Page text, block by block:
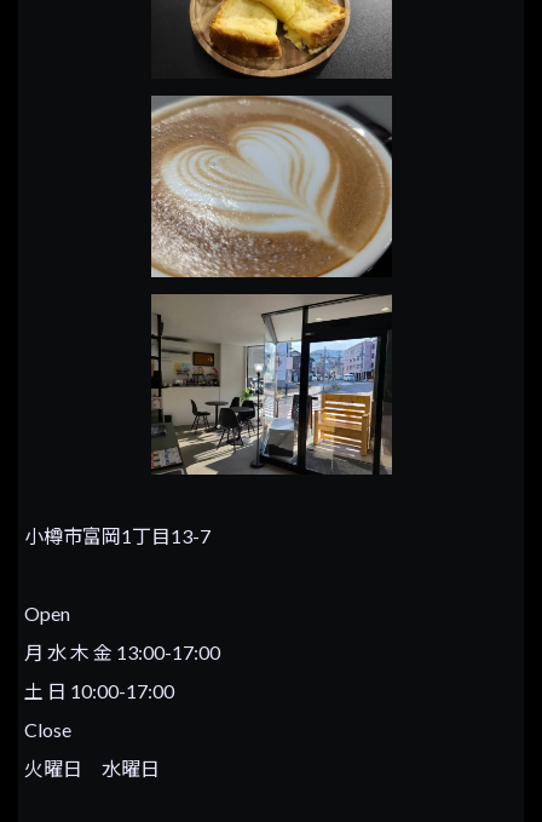
小樽市富岡1丁目13-7
Open
月 水 木 金 13:00-17:00
土 日 10:00-17:00
Close
火曜日 水曜日